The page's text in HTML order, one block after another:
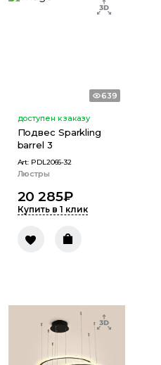
639
доступен к заказу
Подвес Sparkling
barrel 3
Art: PDL2066-32
Люстры
20 285₽
Купить в 1 клик